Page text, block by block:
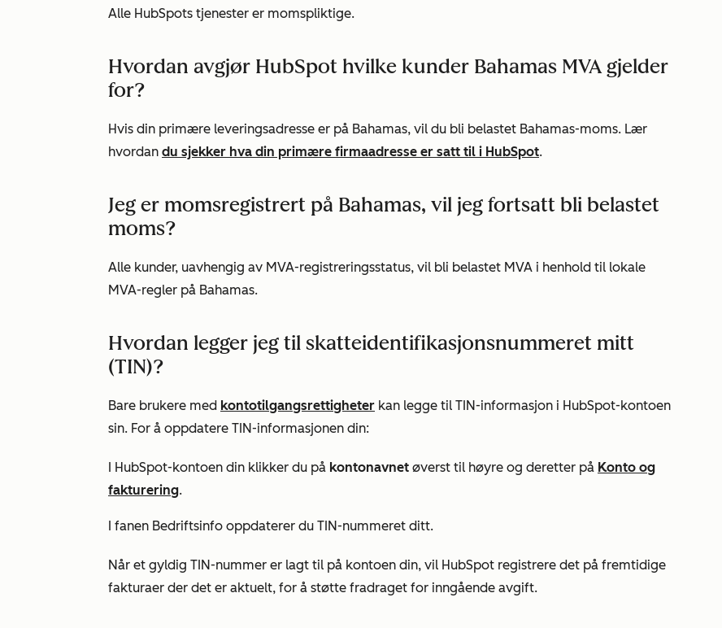
Alle HubSpots tjenester er momspliktige.
Hvordan avgjør HubSpot hvilke kunder Bahamas MVA gjelder
for?
Hvis din primære leveringsadresse er på Bahamas, vil du bli belastet Bahamas-moms. Lær
hvordan du sjekker hva din primære firmaadresse er satt til i HubSpot.
Jeg er momsregistrert på Bahamas, vil jeg fortsatt bli belastet
moms?
Alle kunder, uavhengig av MVA-registreringsstatus, vil bli belastet MVA i henhold til lokale
MVA-regler på Bahamas.
Hvordan legger jeg til skatteidentifikasjonsnummeret mitt
(TIN)?
Bare brukere med kontotilgangsrettigheter kan legge til TIN-informasjon i HubSpot-kontoen
sin. For å oppdatere TIN-informasjonen din:
I HubSpot-kontoen din klikker du på kontonavnet øverst til høyre og deretter på Konto og
fakturering.
I fanen Bedriftsinfo oppdaterer du TIN-nummeret ditt.
Når et gyldig TIN-nummer er lagt til på kontoen din, vil HubSpot registrere det på fremtidige
fakturaer der det er aktuelt, for å støtte fradraget for inngående avgift.